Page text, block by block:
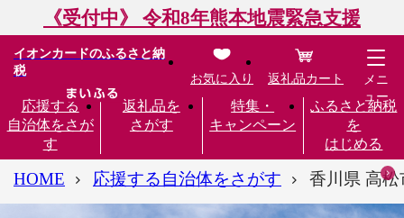
《受付中》 令和8年熊本地震緊急支援
イオンカードのふるさと納
税
応援する
自治体をさが
す
返礼品を
さがす
特集・
キャンペーン
ふるさと納税
を
はじめる
お気に入り 返礼品カート
メニ
ュー
HOME 応援する自治体をさがす 香川県 高松